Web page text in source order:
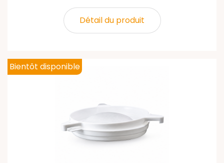
Détail du produit
Bientôt disponible